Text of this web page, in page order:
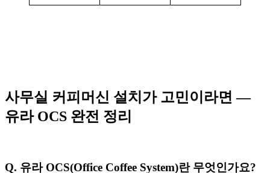
사무실 커피머신 설치가 고민이라면 —
유라 OCS 완전 정리
Q. 유라 OCS(Office Coffee System)란 무엇인가요?